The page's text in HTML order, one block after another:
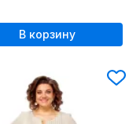
В корзину